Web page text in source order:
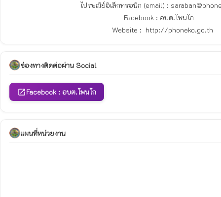
ช่องทางติดต่อผ่าน Social
open_in_newFacebook : อบต.โพนโก
แผนที่หน่วยงาน